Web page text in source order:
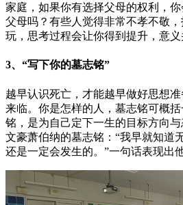
家庭，如果你有选择父母的权利，
父母吗？有些人觉得非常不孝不敬
玩，思考过程会让你得到提升，意义
3、“写下你的墓志铭”
越早认识死亡，才能越早做好思想
来临。你是怎样的人，墓志铭可概
铭，是为自己定下一生的目标方向
文豪萧伯纳的墓志铭：“我早就知道
还是一定会发生的。”一句话表现出